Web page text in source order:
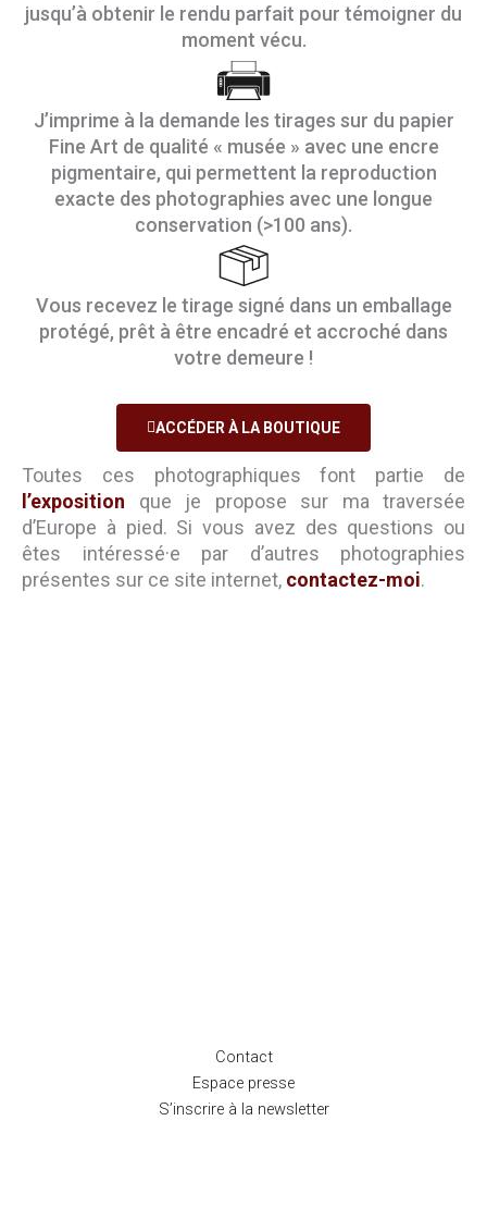
jusqu’à obtenir le rendu parfait pour témoigner du
moment vécu.
J’imprime à la demande les tirages sur du papier
Fine Art de qualité « musée » avec une encre
pigmentaire, qui permettent la reproduction
exacte des photographies avec une longue
conservation (>100 ans).
Vous recevez le tirage signé dans un emballage
protégé, prêt à être encadré et accroché dans
votre demeure !
ACCÉDER À LA BOUTIQUE
Toutes ces photographiques font partie de
l’exposition que je propose sur ma traversée
d’Europe à pied. Si vous avez des questions ou
êtes intéressé·e par d’autres photographies
présentes sur ce site internet, contactez-moi.
Contact
Espace presse
S’inscrire à la newsletter